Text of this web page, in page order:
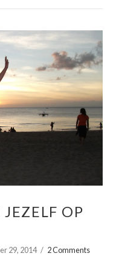
OP
29, 2014 2 Comments